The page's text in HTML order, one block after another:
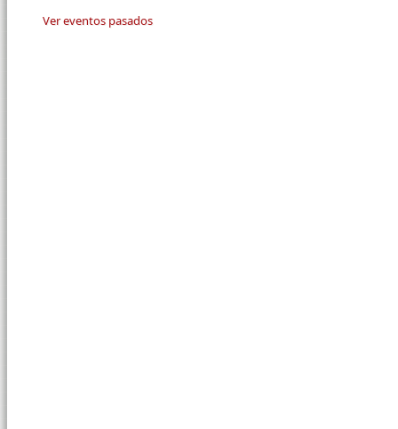
Ver eventos pasados